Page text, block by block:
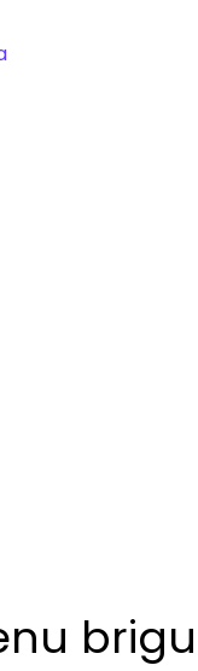
brigu